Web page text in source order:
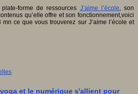
forme de ressources J’aime l’école, son
qu’elle offre et son fonctionnement,voici
ce que vous trouverez sur J’aime l’école et
et le numérique s'allient pour